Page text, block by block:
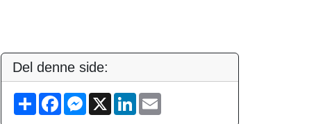
Del denne side:
S
h
F
a
M
X
L